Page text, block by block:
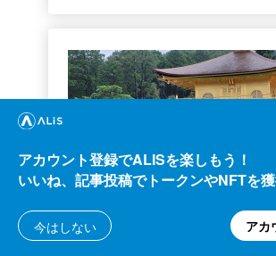
トラベル
アカウント登録でALISを楽しもう！
いいね、記事投稿でトークンやNFTを
今はしない アカ